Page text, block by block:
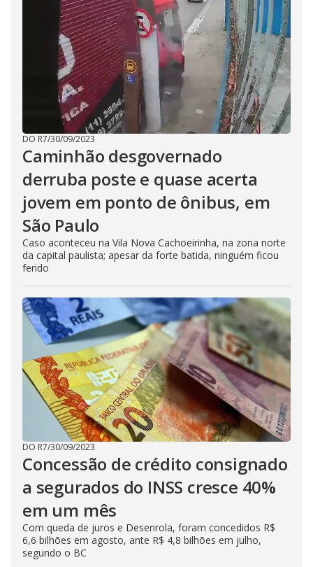
DO R7/30/09/2023
Caminhão desgovernado
derruba poste e quase acerta
jovem em ponto de ônibus, em
São Paulo
Caso aconteceu na Vila Nova Cachoeirinha, na zona norte
da capital paulista; apesar da forte batida, ninguém ficou
ferido
DO R7/30/09/2023
Concessão de crédito consignado
a segurados do INSS cresce 40%
em um mês
Com queda de juros e Desenrola, foram concedidos R$
6,6 bilhões em agosto, ante R$ 4,8 bilhões em julho,
segundo o BC